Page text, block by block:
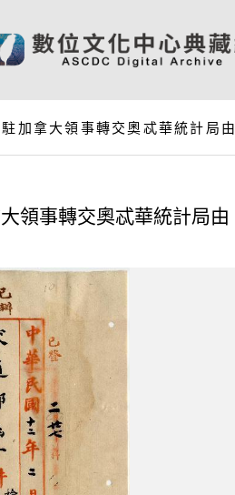
加拿大領事轉交奧忒華統計局由
領事轉交奧忒華統計局由